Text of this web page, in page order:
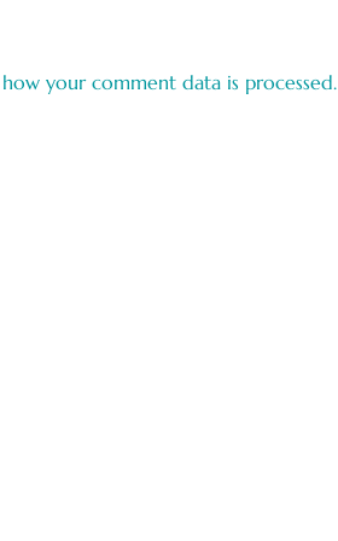
how your comment data is processed.